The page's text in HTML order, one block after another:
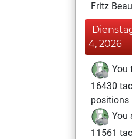
Fritz
4, 2026
You
16430
positions
You
11561